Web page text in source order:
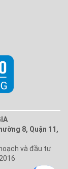
8, Quận 11,
và đầu tư